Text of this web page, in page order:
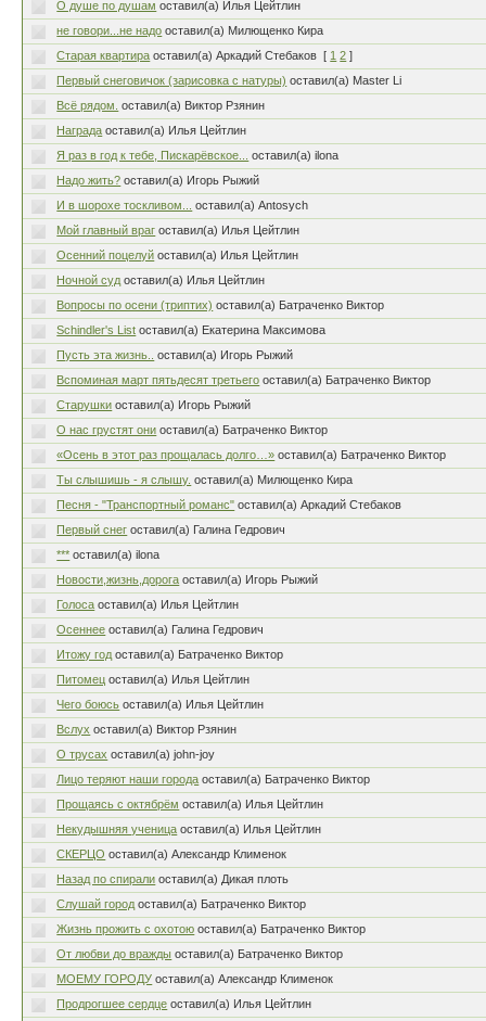
О душе по душам оставил(а) Илья Цейтлин
не говори...не надо оставил(а) Милющенко Кира
Старая квартира оставил(а) Аркадий Стебаков [ 1 2 ]
Первый снеговичок (зарисовка с натуры) оставил(а) Master Li
Всё рядом.
оставил(а) Виктор Рзянин
Награда оставил(а) Илья Цейтлин
Я раз в год к тебе, Пискарёвское...
оставил(а) ilona
Надо жить? оставил(а) Игорь Рыжий
И в шорохе тоскливом...
оставил(а) Antosych
Мой главный враг оставил(а) Илья Цейтлин
Осенний поцелуй оставил(а) Илья Цейтлин
Ночной суд оставил(а) Илья Цейтлин
Вопросы по осени (триптих) оставил(а) Батраченко Виктор
Schindler's List оставил(а) Екатерина Максимова
Пусть эта жизнь..
оставил(а) Игорь Рыжий
Вспоминая март пятьдесят третьего оставил(а) Батраченко Виктор
Старушки оставил(а) Игорь Рыжий
О нас грустят они оставил(а) Батраченко Виктор
«Осень в этот раз прощалась долго…» оставил(а) Батраченко Виктор
Ты слышишь - я слышу. оставил(а) Милющенко Кира
Песня - "Транспортный романс" оставил(а) Аркадий Стебаков
Первый снег оставил(а) Галина Гедрович
*** оставил(а) ilona
Новости,жизнь,дорога оставил(а) Игорь Рыжий
Голоса оставил(а) Илья Цейтлин
Осеннее оставил(а) Галина Гедрович
Итожу год оставил(а) Батраченко Виктор
Питомец оставил(а) Илья Цейтлин
Чего боюсь оставил(а) Илья Цейтлин
Вслух оставил(а) Виктор Рзянин
О трусах оставил(а) john-joy
Лицо теряют наши города оставил(а) Батраченко Виктор
Прощаясь с октябрём оставил(а) Илья Цейтлин
Некудышняя ученица оставил(а) Илья Цейтлин
СКЕРЦО оставил(а) Александр Клименок
Назад по спирали оставил(а) Дикая плоть
Слушай город оставил(а) Батраченко Виктор
Жизнь прожить с охотою оставил(а) Батраченко Виктор
От любви до вражды оставил(а) Батраченко Виктор
МОЕМУ ГОРОДУ оставил(а) Александр Клименок
Продрогшее сердце оставил(а) Илья Цейтлин